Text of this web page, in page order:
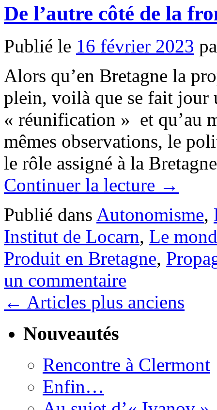
De l’autre côté de la
Publié le 16 février 2023
Alors qu’en Bretagne la
plein, voilà que se fait jour
« réunification » et qu’au
mêmes observations, le
le rôle assigné à la
Continuer la lecture →
Publié dans Autonomisme,
Institut de Locarn, Le
Produit en Bretagne,
un commentaire
← Articles plus anciens
Nouveautés
Rencontre à Clermont
Enfin…